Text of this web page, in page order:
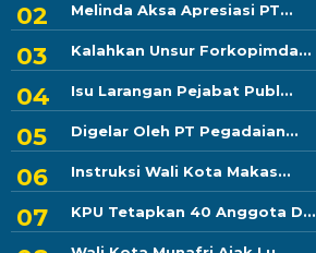
Melinda Aksa Apresiasi PT...
Kalahkan Unsur Forkopimda...
Isu Larangan Pejabat Publ...
Digelar Oleh PT Pegadaian...
Instruksi Wali Kota Makas...
KPU Tetapkan 40 Anggota D...